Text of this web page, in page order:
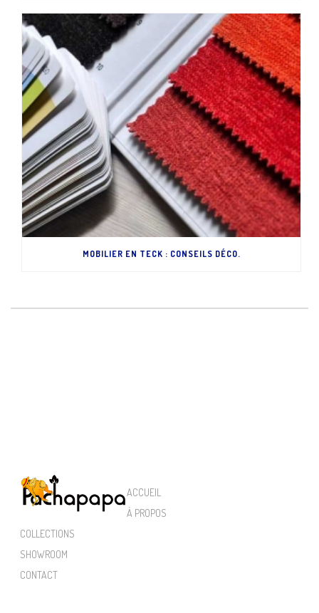
MOBILIER EN TECK : CONSEILS DÉCO.
ACCUEIL
À PROPOS
COLLECTIONS
SHOWROOM
CONTACT